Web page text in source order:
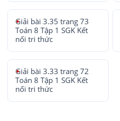
Giải bài 3.35 trang 73
Toán 8 Tập 1 SGK Kết
nối tri thức
Giải bài 3.33 trang 72
Toán 8 Tập 1 SGK Kết
nối tri thức